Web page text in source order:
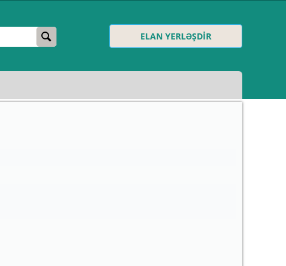
ELAN YERLƏŞDİR